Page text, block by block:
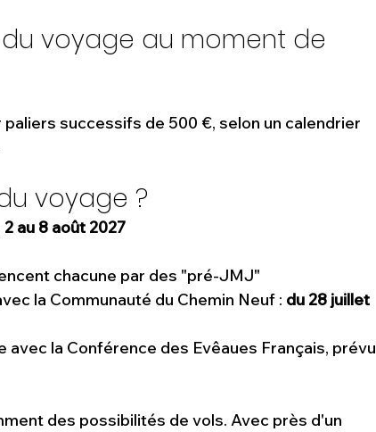
voyage au moment de
successifs de 500 €, selon un calendrier
voyage ?
2 au 8 août 2027
chacune par des "pré-JMJ"
la Communauté du Chemin Neuf : du 28 juillet
avec la Conférence des Evêaues Français, prévu
des possibilités de vols. Avec près d'un